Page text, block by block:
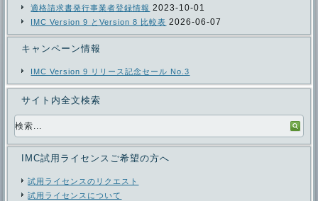
適格請求書発行事業者登録情報 2023-10-01
IMC Version 9 とVersion 8 比較表 2026-06-07
キャンペーン情報
IMC Version 9 リリース記念セール No.3
サイト内全文検索
IMC試用ライセンスご希望の方へ
試用ライセンスのリクエスト
試用ライセンスについて